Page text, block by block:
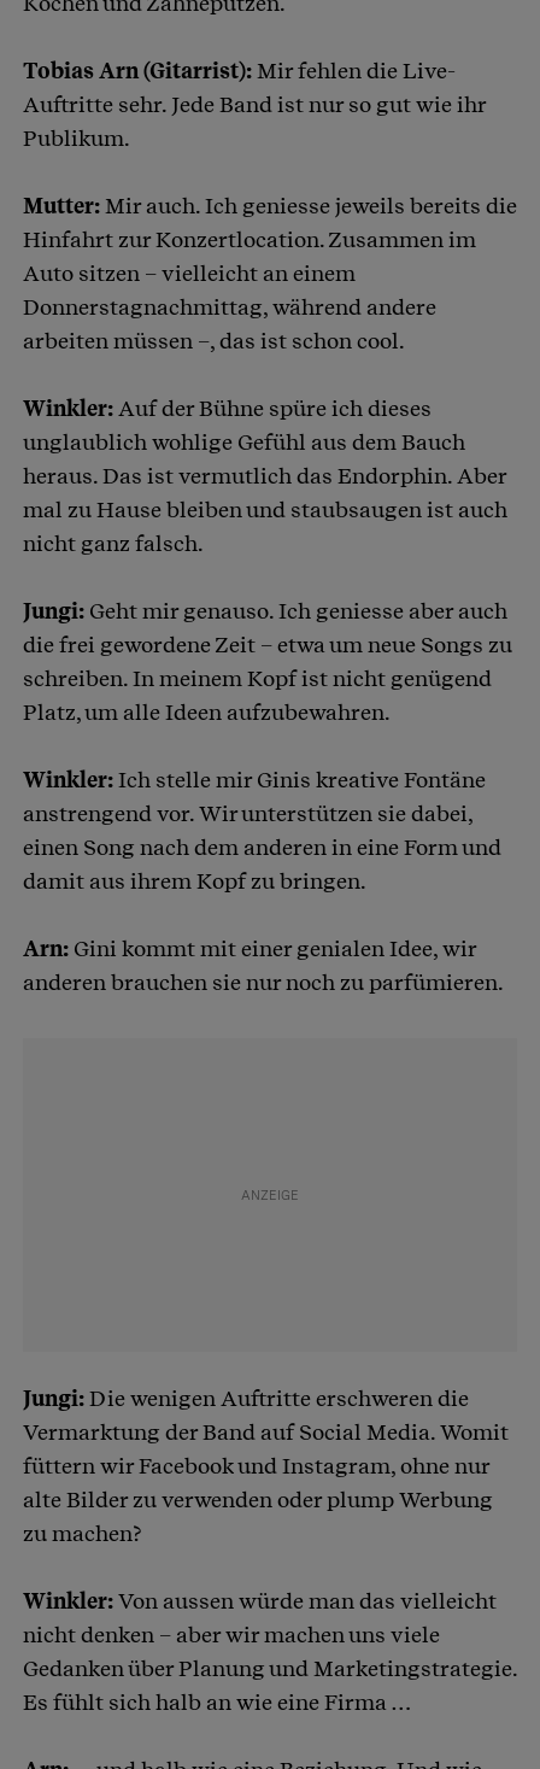
Tobias Arn (Gitarrist):Mir fehlen die Live-
Auftritte sehr. Jede Band ist nur so gut wie ihr
Publikum.
Mutter:Mir auch. Ich geniesse jeweils bereits die
Hinfahrt zur Konzertlocation. Zusammen im
Auto sitzen – vielleicht an einem
Donnerstagnachmittag, während andere
arbeiten müssen –, das ist schon cool.
Winkler:Auf der Bühne spüre ich dieses
unglaublich wohlige Gefühl aus dem Bauch
heraus. Das ist vermutlich das Endorphin. Aber
mal zu Hause bleiben und staubsaugen ist auch
nicht ganz falsch.
Jungi: Geht mir genauso. Ich geniesse aber auch
die frei gewordene Zeit – etwa um neue Songs zu
schreiben. In meinem Kopf ist nicht genügend
Platz, um alle Ideen aufzubewahren.
Winkler:Ich stelle mir Ginis kreative Fontäne
anstrengend vor. Wir unterstützen sie dabei,
einen Song nach dem anderen in eine Form und
damit aus ihrem Kopf zu bringen.
Arn: Gini kommt mit einer genialen Idee, wir
anderen brauchen sie nur noch zu parfümieren.
Jungi:Die wenigen Auftritte erschweren die
Vermarktung der Band auf Social Media. Womit
füttern wir Facebook und Instagram, ohne nur
alte Bilder zu verwenden oder plump Werbung
zu machen?
Winkler:Von aussen würde man das vielleicht
nicht denken – aber wir machen uns viele
Gedanken über Planung und Marketingstrategie.
Es fühlt sich halb an wie eine Firma …